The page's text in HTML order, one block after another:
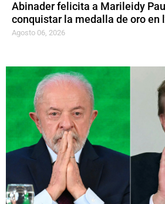
Abinader felicita a Marileidy
conquistar la medalla de oro en
Agosto 06, 2026